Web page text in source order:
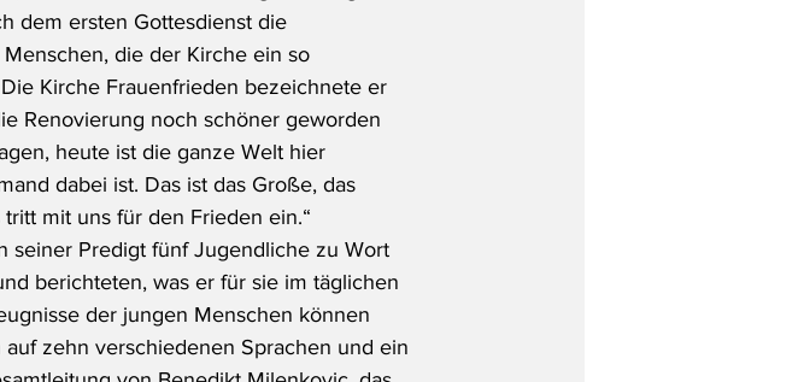
dem ersten Gottesdienst die
die der Kirche ein so
Kirche Frauenfrieden bezeichnete er
Renovierung noch schöner geworden
heute ist die ganze Welt hier
dabei ist. Das ist das Große, das
mit uns für den Frieden ein.“
seiner Predigt fünf Jugendliche zu Wort
berichteten, was er für sie im täglichen
der jungen Menschen können
zehn verschiedenen Sprachen und ein